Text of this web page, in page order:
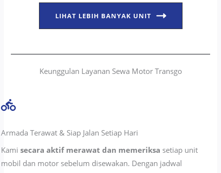
LIHAT LEBIH BANYAK UNIT
Keunggulan Layanan Sewa Motor Transgo
Armada Terawat & Siap Jalan Setiap Hari
Kamisecara aktif merawat dan memeriksa setiap unit
mobil dan motor sebelum disewakan. Dengan jadwal